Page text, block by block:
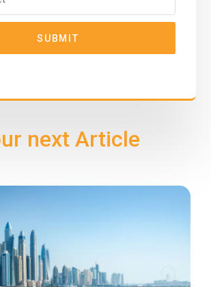
SUBMIT
next Article